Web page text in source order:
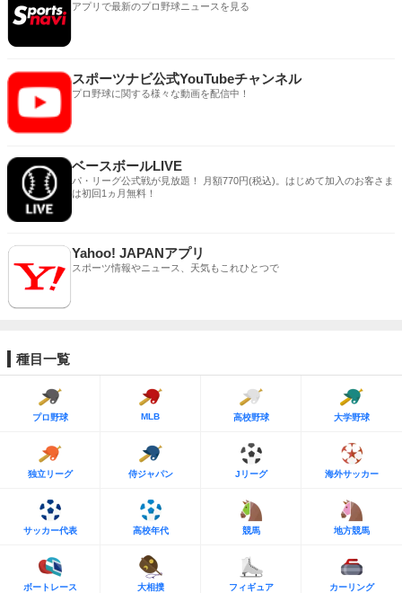
アプリで最新のプロ野球ニュースを見る
スポーツナビ公式YouTubeチャンネル
プロ野球に関する様々な動画を配信中！
ベースボールLIVE
パ・リーグ公式戦が見放題！ 月額770円(税込)。はじめて加入のお客さま
は初回1ヵ月無料！
Yahoo! JAPANアプリ
スポーツ情報やニュース、天気もこれひとつで
種目一覧
プロ野球 MLB 高校野球 大学野球
独立リーグ 侍ジャパン Jリーグ 海外サッカー
サッカー代表 高校年代 競馬 地方競馬
ボートレース 大相撲 フィギュア カーリング